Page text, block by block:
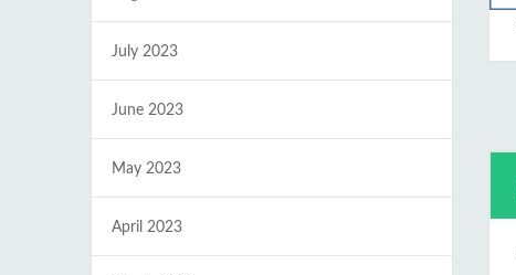
July 2023
June 2023
May 2023
April 2023